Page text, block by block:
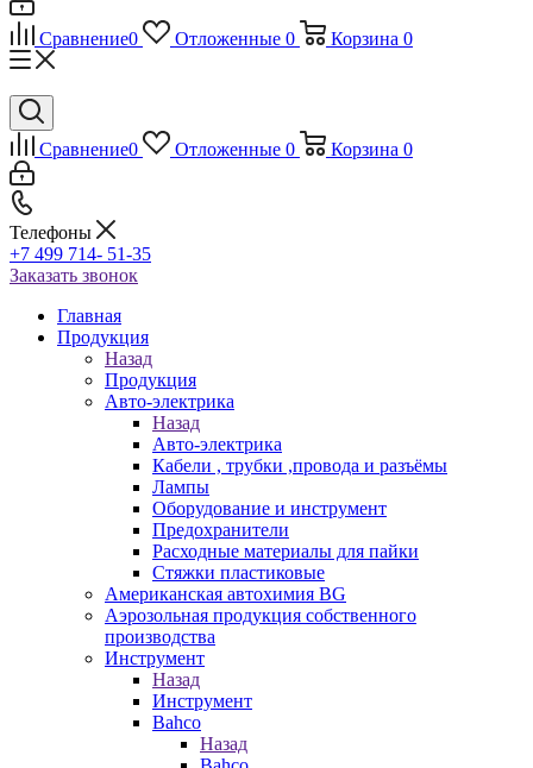
Сравнение0 Отложенные 0 Корзина 0
Сравнение0 Отложенные 0 Корзина 0
Телефоны
+7 499 714- 51-35
Заказать звонок
Главная
Продукция
Назад
Продукция
Авто-электрика
Назад
Авто-электрика
Кабели , трубки ,провода и разъёмы
Лампы
Оборудование и инструмент
Предохранители
Расходные материалы для пайки
Стяжки пластиковые
Американская автохимия BG
Аэрозольная продукция собственного
производства
Инструмент
Назад
Инструмент
Bahco
Назад